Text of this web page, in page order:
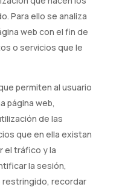
Para ello se analiza
web con el fin de
o servicios que le
permiten al usuario
página web,
de las
que en ella existan
el tráfico y la
la sesión,
recordar